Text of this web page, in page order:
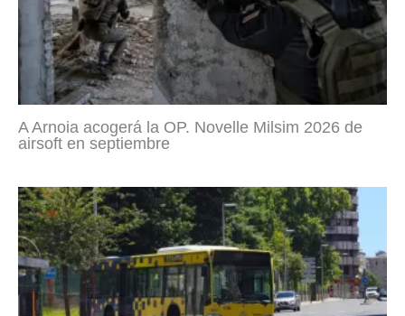
A Arnoia acogerá la OP. Novelle Milsim 2026 de
airsoft en septiembre